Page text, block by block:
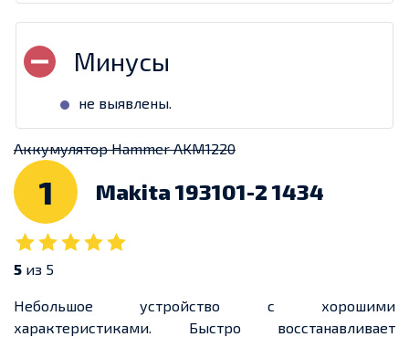
не выявлены.
Аккумулятор Hammer AKM1220
1 Makita 193101-2 1434
5 из 5
Небольшое устройство с хорошими
характеристиками. Быстро восстанавливает